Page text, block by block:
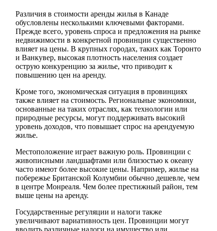
Различия в стоимости аренды жилья в Канаде
обусловлены несколькими ключевыми факторами.
Прежде всего, уровень спроса и предложения на рынке
недвижимости в конкретной провинции существенно
влияет на цены. В крупных городах, таких как Торонто
и Ванкувер, высокая плотность населения создает
острую конкуренцию за жилье, что приводит к
повышению цен на аренду.
Кроме того, экономическая ситуация в провинциях
также влияет на стоимость. Региональные экономики,
основанные на таких отраслях, как технологии или
природные ресурсы, могут поддерживать высокий
уровень доходов, что повышает спрос на арендуемую
жилье.
Местоположение играет важную роль. Провинции с
живописными ландшафтами или близостью к океану
часто имеют более высокие цены. Например, жилье на
побережье Британской Колумбии обычно дешевле, чем
в центре Монреаля. Чем более престижный район, тем
выше цены на аренду.
Государственные регуляции и налоги также
увеличивают вариативность цен. Провинции могут
вводить различные налоги на имущество или